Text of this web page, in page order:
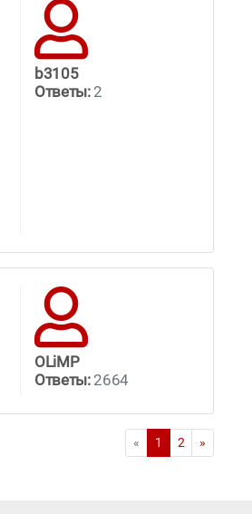
b3105
Ответы:2
OLiMP
Ответы:2664
« 1 2 »